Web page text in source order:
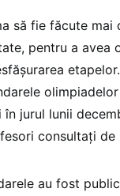
să fie făcute mai
pentru a avea
în jurul lunii
consultați de
au fost